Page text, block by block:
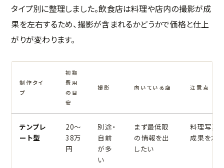
タイプ別に整理しました。飲食店は料理や店内の撮影が成
果を左右するため、撮影が含まれるかどうかで価格と仕上
がりが変わります。
制作タイ
プ
初期
費用
の目
安
撮影 向いている店 注意点
テンプレ
ート型
20〜
38万
円
別途・
自前
が多
い
まず最低限
の情報を出
したい
料理写真
成果を左